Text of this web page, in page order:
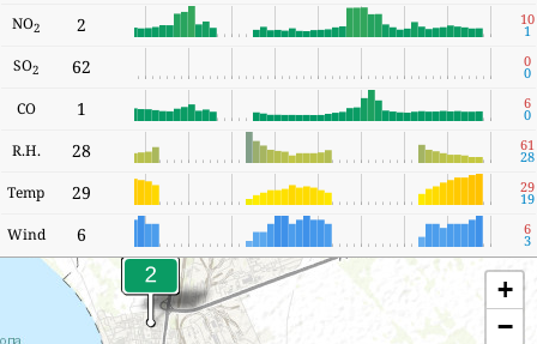
NO2 2 10
1
SO2 62 0
0
CO 1 6
0
R.H. 28 61
28
Temp 29 29
19
Wind 6 6
3
+
−